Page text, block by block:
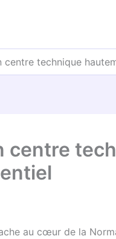
centre technique
centre
au cœur de la